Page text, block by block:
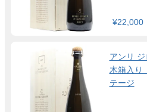
¥22,000
アンリ
木箱入り
テージ